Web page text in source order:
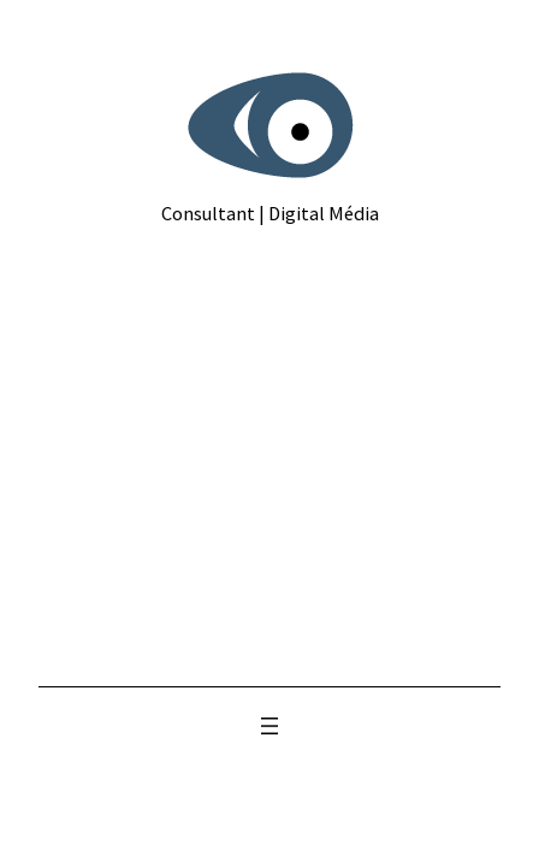
Consultant | Digital Média